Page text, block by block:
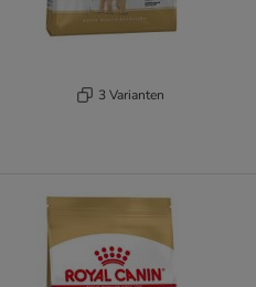
3 Varianten